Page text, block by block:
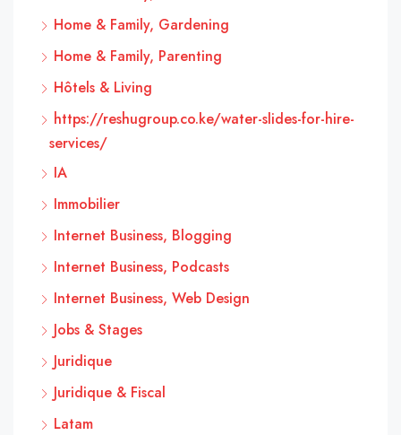
Home & Family, Gardening
Home & Family, Parenting
Hôtels & Living
https://reshugroup.co.ke/water-slides-for-hire-
services/
IA
Immobilier
Internet Business, Blogging
Internet Business, Podcasts
Internet Business, Web Design
Jobs & Stages
Juridique
Juridique & Fiscal
Latam